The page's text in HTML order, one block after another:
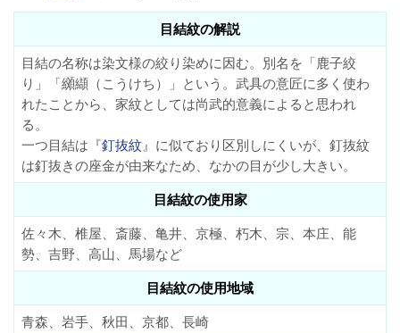
目結紋の解説
目結の名称は染文様の絞り染めに因む。別名を「鹿子絞
り」「纐纈（こうけち）」という。武具の意匠に多く使わ
れたことから、家紋としては尚武的意義によると思われ
る。
一つ目結は『釘抜紋』に似ており区別しにくいが、釘抜紋
は釘抜きの座金が由来なため、なかの目が少し大きい。
目結紋の使用家
佐々木、椎屋、斎藤、亀井、京極、朽木、宗、本庄、能
勢、吉野、高山、馬場など
目結紋の使用地域
青森、岩手、秋田、京都、長崎